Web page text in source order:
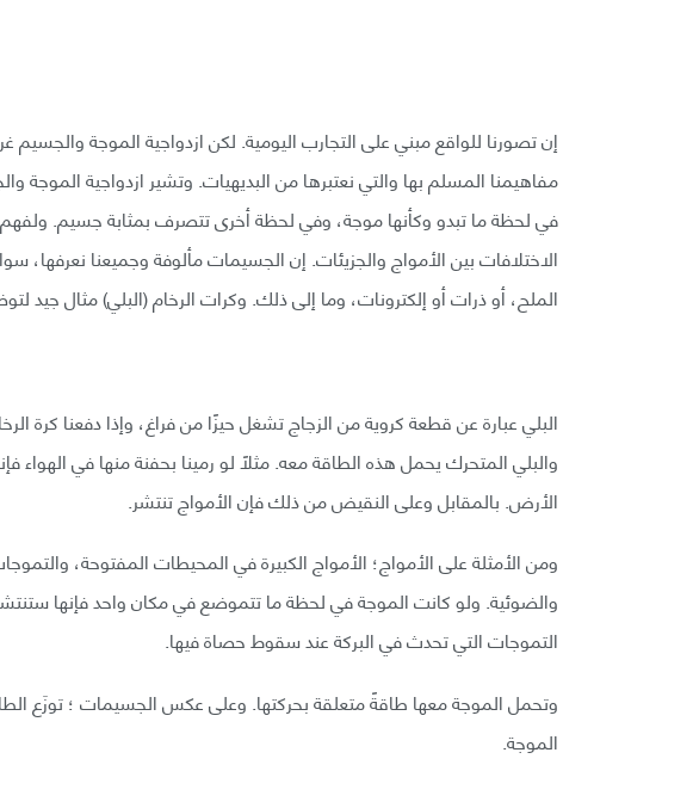
إن تصورنا للواقع مبني على التجارب اليومية. لكن ازدواجية الموجة والجسيم
مفاهيمنا المسلم بها والتي نعتبرها من البديهيات. وتشير ازدواجية الموجة
في لحظة ما تبدو وكأنها موجة، وفي لحظة أخرى تتصرف بمثابة جسيم. ولفهم
الاختلافات بين الأمواج والجزيئات. إن الجسيمات مألوفة وجميعنا نعرفها،
الملح، أو ذرات أو إلكترونات، وما إلى ذلك. وكرات الرخام (البلي) مثال
البلي عبارة عن قطعة كروية من الزجاج تشغل حيزًا من فراغ، وإذا دفعنا كرة
والبلي المتحرك يحمل هذه الطاقة معه. مثلًا لو رمينا بحفنة منها في الهواء
الأرض. بالمقابل وعلى النقيض من ذلك فإن الأمواج تنتشر.
ومن الأمثلة على الأمواج؛ الأمواج الكبيرة في المحيطات المفتوحة،
والضوئية. ولو كانت الموجة في لحظة ما تتموضع في مكان واحد فإنها
التموجات التي تحدث في البركة عند سقوط حصاة فيها.
وتحمل الموجة معها طاقةً متعلقة بحركتها. وعلى عكس الجسيمات ؛ توزَع
الموجة.